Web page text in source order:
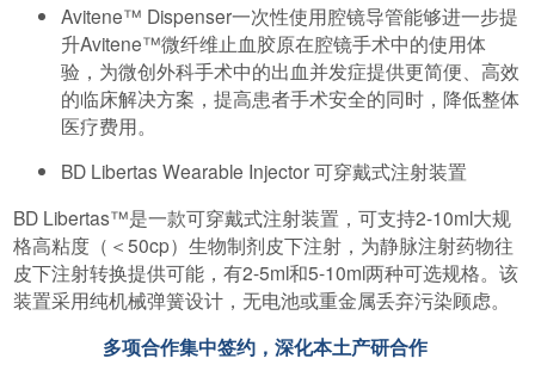
Avitene™ Dispenser一次性使用腔镜导管能够进一步提
升Avitene™微纤维止血胶原在腔镜手术中的使用体
验，为微创外科手术中的出血并发症提供更简便、高效
的临床解决方案，提高患者手术安全的同时，降低整体
医疗费用。
BD Libertas Wearable Injector 可穿戴式注射装置
BD Libertas™是一款可穿戴式注射装置，可支持2-10ml大规
格高粘度（＜50cp）生物制剂皮下注射，为静脉注射药物往
皮下注射转换提供可能，有2-5ml和5-10ml两种可选规格。该
装置采用纯机械弹簧设计，无电池或重金属丢弃污染顾虑。
多项合作集中签约，深化本土产研合作